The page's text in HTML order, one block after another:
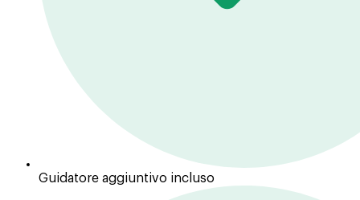
Guidatore aggiuntivo incluso